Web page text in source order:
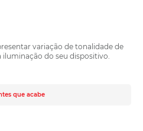
variação de tonalidade de
do seu dispositivo.
que acabe